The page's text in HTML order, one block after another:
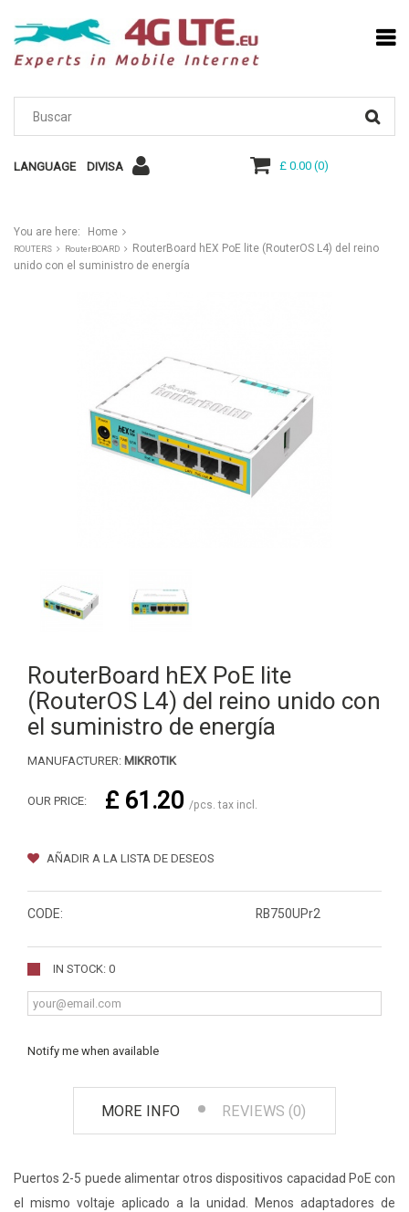
LANGUAGE DIVISA £ 0.00(0)
You are here: Home
ROUTERS RouterBOARD
RouterBoard hEX PoE lite (RouterOS L4) del reino
unido con el suministro de energía
RouterBoard hEX PoE lite
(RouterOS L4) del reino unido con
el suministro de energía
MANUFACTURER: MIKROTIK
OUR PRICE: £ 61.20 /pcs. tax incl.
AÑADIR A LA LISTA DE DESEOS
CODE: RB750UPr2
IN STOCK: 0
Notify me when available
MORE INFO REVIEWS (0)
Puertos 2-5 puede alimentar otros dispositivos capacidad PoE con
el mismo voltaje aplicado a la unidad. Menos adaptadores de